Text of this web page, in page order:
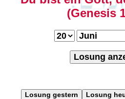
(Genesis
Losung
Losung gestern Losung